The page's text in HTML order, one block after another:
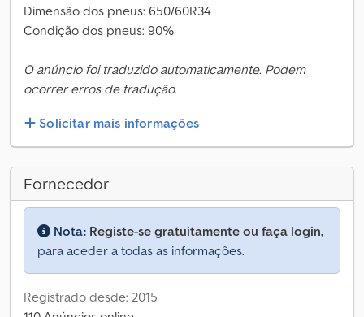
Dimensão dos pneus: 650/60R34
Condição dos pneus: 90%
O anúncio foi traduzido automaticamente. Podem
ocorrer erros de tradução.
Solicitar mais informações
Fornecedor
Nota: Registe-se gratuitamente ou faça login,
para aceder a todas as informações.
Registrado desde: 2015